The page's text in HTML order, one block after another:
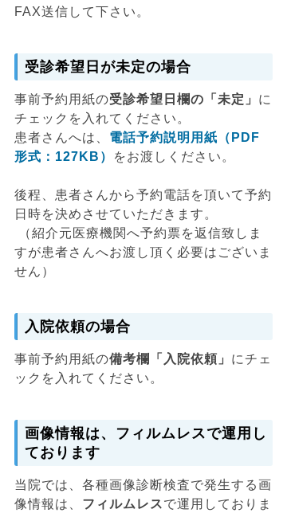
FAX送信して下さい。
受診希望日が未定の場合
事前予約用紙の受診希望日欄の「未定」 に
チェックを入れてください。
患者さんへは、 電話予約説明用紙（PDF
形式：127KB）
をお渡しください。
後程、患者さんから予約電話を頂いて予約
日時を決めさせていただきます。
（紹介元医療機関へ予約票を返信致しま
すが患者さんへお渡し頂く必要はございま
せん）
入院依頼の場合
事前予約用紙の備考欄「入院依頼」 にチェ
ックを入れてください。
画像情報は、フィルムレスで運用し
ております
当院では、各種画像診断検査で発生する画
像情報は、 フィルムレスで運用しておりま